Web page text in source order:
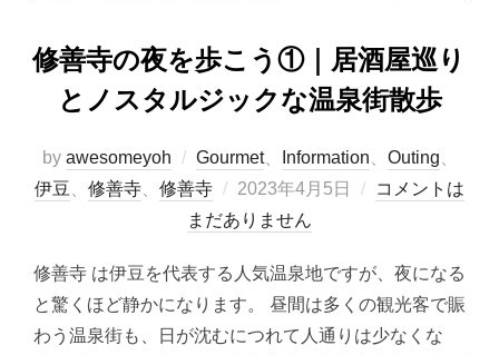
修善寺の夜を歩こう①｜居酒屋巡り
とノスタルジックな温泉街散歩
by awesomeyoh Gourmet、 Information Outing
伊豆
修善寺 修善寺
投
稿
2023年4月5日
コメントは
まだありません
修善寺 は伊豆を代表する人気温泉地ですが、夜になる
と驚くほど静かになります。 昼間は多くの観光客で賑
わう温泉街も、日が沈むにつれて人通りは少なくな